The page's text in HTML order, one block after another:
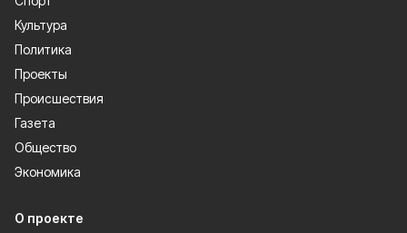
Культура
Политика
Проекты
Происшествия
Газета
Общество
Экономика
О проекте